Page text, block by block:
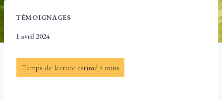
TÉMOIGNAGES
1 avril 2024